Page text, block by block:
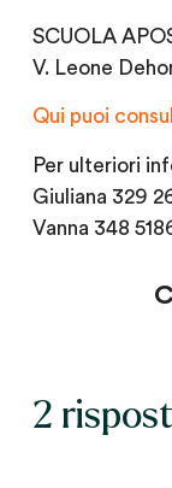
SCUOLA
V. Leone
Qui puoi
Per ulteriori
Giuliana 329
Vanna 348
2